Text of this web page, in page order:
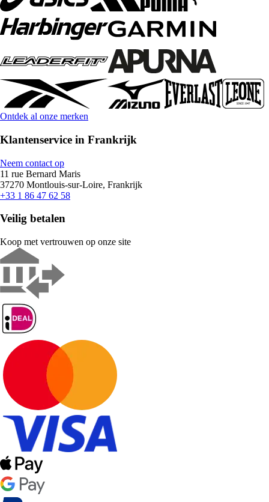
Ontdek al onze merken
Klantenservice in Frankrijk
Neem contact op
11 rue Bernard Maris
37270 Montlouis-sur-Loire, Frankrijk
+33 1 86 47 62 58
Veilig betalen
Koop met vertrouwen op onze site